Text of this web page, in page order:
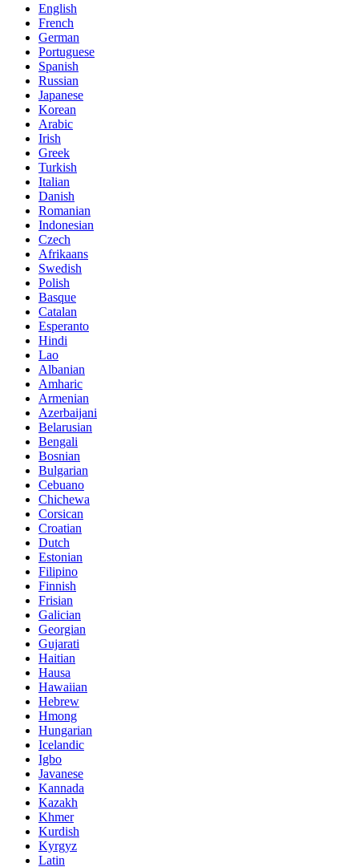
English
French
German
Portuguese
Spanish
Russian
Japanese
Korean
Arabic
Irish
Greek
Turkish
Italian
Danish
Romanian
Indonesian
Czech
Afrikaans
Swedish
Polish
Basque
Catalan
Esperanto
Hindi
Lao
Albanian
Amharic
Armenian
Azerbaijani
Belarusian
Bengali
Bosnian
Bulgarian
Cebuano
Chichewa
Corsican
Croatian
Dutch
Estonian
Filipino
Finnish
Frisian
Galician
Georgian
Gujarati
Haitian
Hausa
Hawaiian
Hebrew
Hmong
Hungarian
Icelandic
Igbo
Javanese
Kannada
Kazakh
Khmer
Kurdish
Kyrgyz
Latin